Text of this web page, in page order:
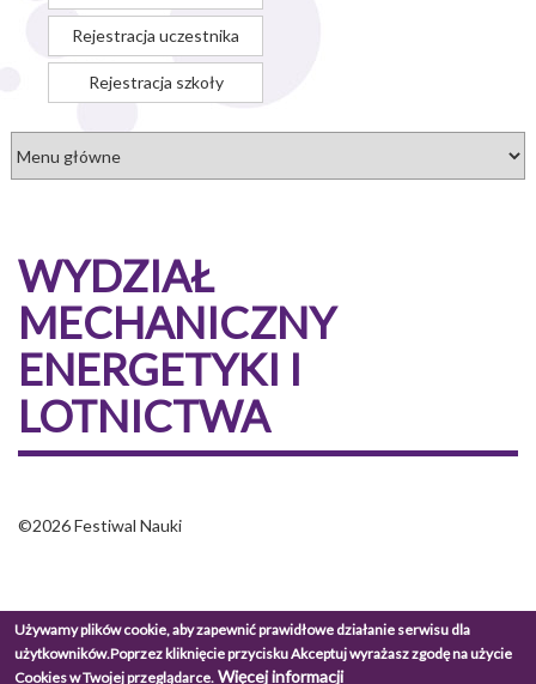
Rejestracja uczestnika
Rejestracja szkoły
WYDZIAŁ
MECHANICZNY
ENERGETYKI I
LOTNICTWA
©2026 Festiwal Nauki
Używamy plików cookie, aby zapewnić prawidłowe działanie serwisu dla
użytkowników.Poprzez kliknięcie przycisku Akceptuj wyrażasz zgodę na użycie
Cookies w Twojej przeglądarce. Więcej informacji